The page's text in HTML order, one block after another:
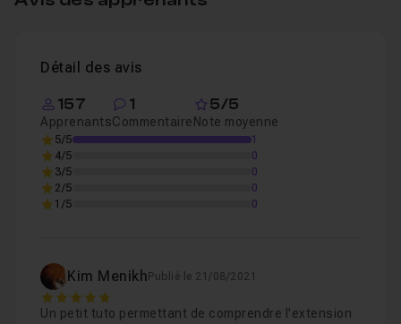
Chapitre 3 : Photoshop
Chapitre 4 : Conclusion
Détail des avis
157
Apprenants
1
Commentaire
5/5
Note moyenne
5/5
1
4/5
0
3/5
0
2/5
0
1/5
0
Kim Menikh Publié le 21/08/2021
5
Un petit tuto permettant de comprendre l'extension